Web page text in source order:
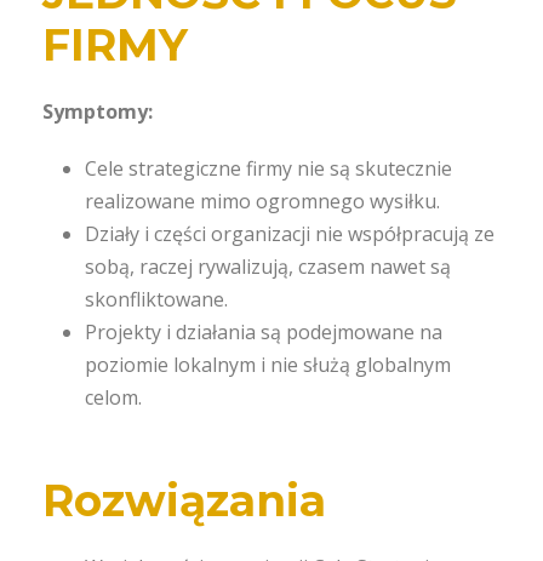
FIRMY
Symptomy:
Cele strategiczne firmy nie są skutecznie
realizowane mimo ogromnego wysiłku.
Działy i części organizacji nie współpracują ze
sobą, raczej rywalizują, czasem nawet są
skonfliktowane.
Projekty i działania są podejmowane na
poziomie lokalnym i nie służą globalnym
celom.
Rozwiązania